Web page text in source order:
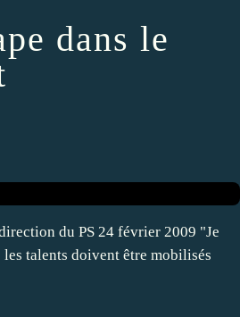
dans le
du PS 24 février 2009 "Je
talents doivent être mobilisés